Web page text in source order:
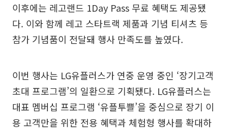
이후에는 레고랜드 1Day Pass 무료 혜택도 제공됐
다. 이와 함께 레고 스타트랙 제품과 기념 티셔츠 등
참가 기념품이 전달돼 행사 만족도를 높였다.
이번 행사는 LG유플러스가 연중 운영 중인 ‘장기고객
초대 프로그램’의 일환으로 기획됐다. LG유플러스는
대표 멤버십 프로그램 ‘유플투쁠’을 중심으로 장기 이
용 고객만을 위한 전용 혜택과 체험형 행사를 확대하